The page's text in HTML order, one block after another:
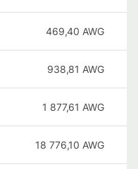
469,40 AWG
938,81 AWG
1 877,61 AWG
18 776,10 AWG